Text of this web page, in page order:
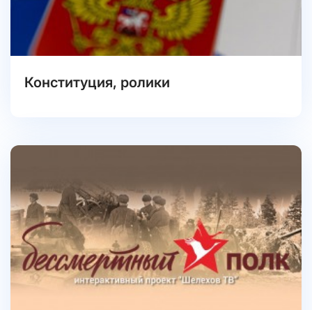
Конституция, ролики